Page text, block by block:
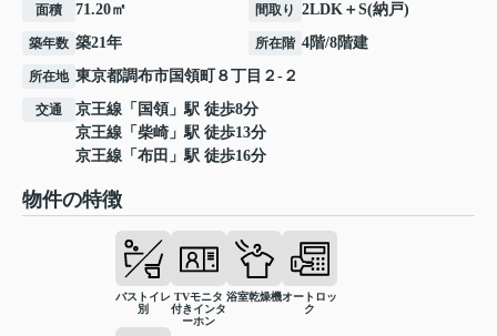
面積 71.20㎡ 間取り 2LDK＋S(納戸)
築年数 築21年 所在階 4階/8階建
所在地 東京都調布市国領町 ８丁目２-２
交通 京王線 「 国領 」駅 徒歩8分
京王線 「 柴崎 」駅 徒歩13分
京王線 「 布田 」駅 徒歩16分
物件の特徴
バストイレ
別
TVモニタ
付きインタ
ーホン
浴室乾燥機オートロッ
ク